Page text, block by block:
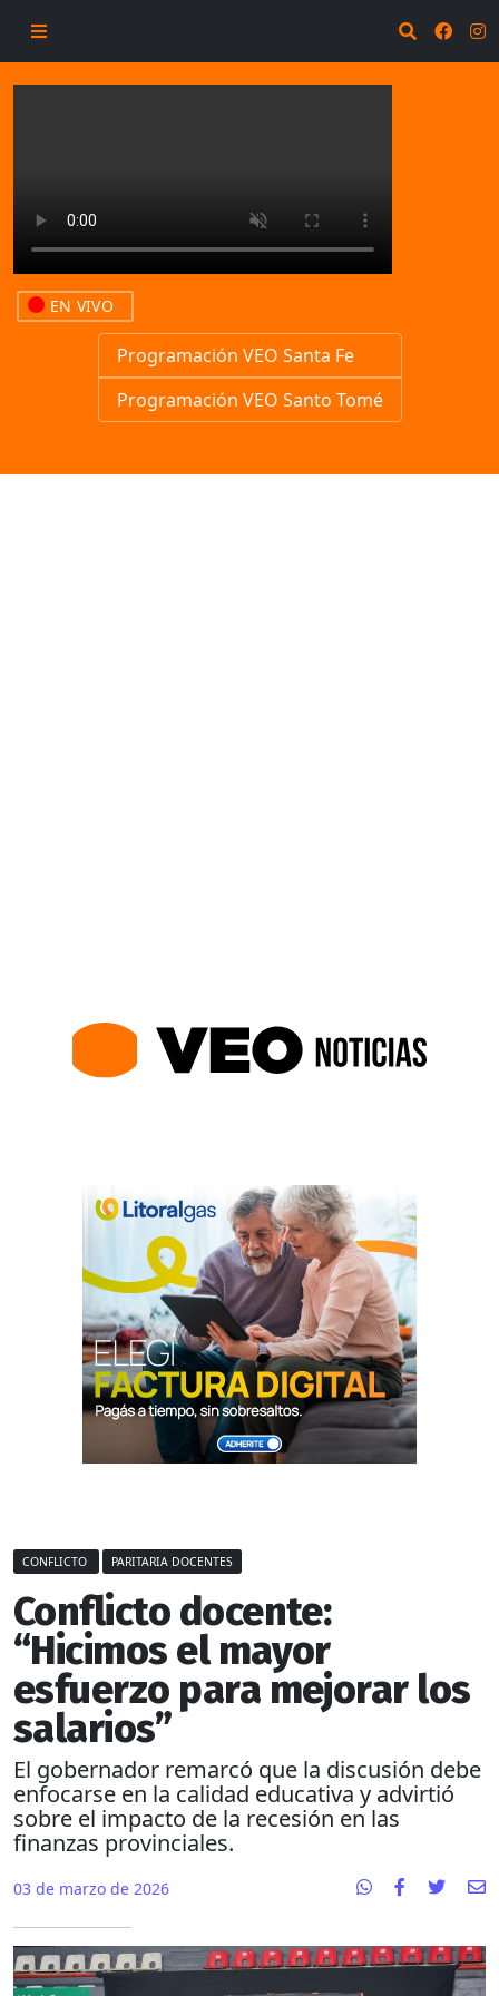
EN VIVO
Programación VEO Santa Fe
Programación VEO Santo Tomé
CONFLICTO PARITARIA DOCENTES
Conflicto docente:
“Hicimos el mayor
esfuerzo para mejorar los
salarios”
El gobernador remarcó que la discusión debe
enfocarse en la calidad educativa y advirtió
sobre el impacto de la recesión en las
finanzas provinciales.
03 de marzo de 2026